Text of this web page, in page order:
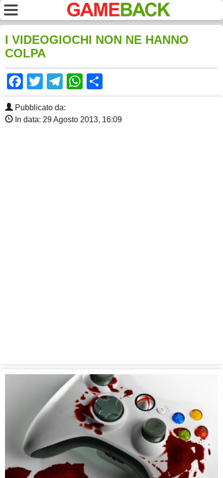
I VIDEOGIOCHI NON NE HANNO
COLPA
Facebook
TwitterTelegram
WhatsApp
Pubblicato da:
In data: 29 Agosto 2013, 16:09